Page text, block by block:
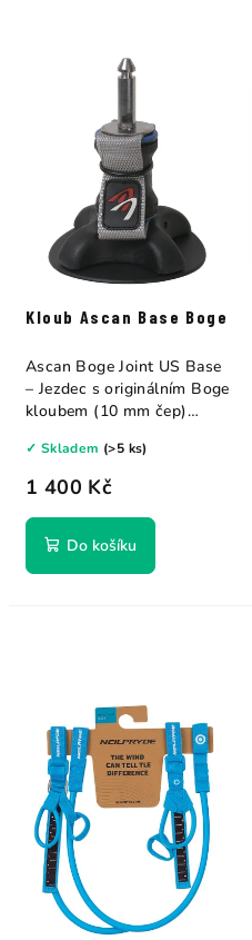
Kloub Ascan Base Boge
1 400 Kč
✓ Skladem (>5 ks)
Do košíku
Ascan Boge Joint US Base
– Jezdec s originálním Boge
kloubem (10 mm čep)